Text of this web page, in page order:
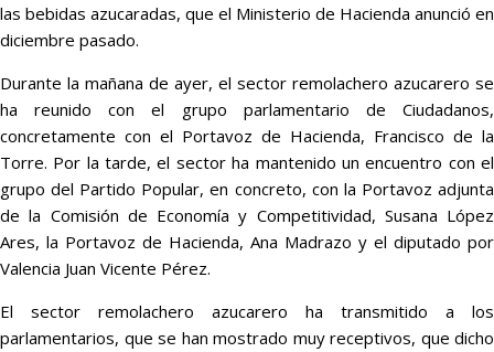
las bebidas azucaradas, que el Ministerio de Hacienda anunció en
diciembre pasado.
Durante la mañana de ayer, el sector remolachero azucarero se
ha reunido con el grupo parlamentario de Ciudadanos,
concretamente con el Portavoz de Hacienda, Francisco de la
Torre. Por la tarde, el sector ha mantenido un encuentro con el
grupo del Partido Popular, en concreto, con la Portavoz adjunta
de la Comisión de Economía y Competitividad, Susana López
Ares, la Portavoz de Hacienda, Ana Madrazo y el diputado por
Valencia Juan Vicente Pérez.
El sector remolachero azucarero ha transmitido a los
parlamentarios, que se han mostrado muy receptivos, que dicho